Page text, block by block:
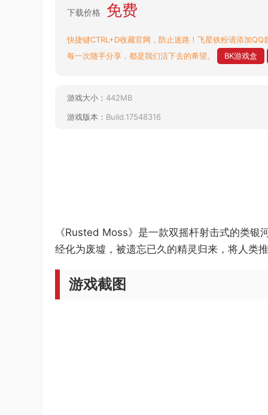
下载价格 免费
快捷键CTRL+D收藏官网，防止迷路！飞星铁粉请添加QQ
每一次随手分享，都是我们活下去的希望。
BK游戏盒
游戏大小： 442MB
游戏版本： Build.17548316
《Rusted Moss》是一款双摇杆射击式的类
经化为废墟，被遗忘已久的精灵归来，将人类
游戏截图